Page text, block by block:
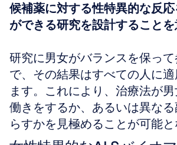
候補薬に対する性特異的な反
ができる研究を設計することを
研究に男女がバランスを保っ
で、その結果はすべての人に適
ます。これにより、治療法が
働きをするか、あるいは異な
らすかを見極めることが可能と